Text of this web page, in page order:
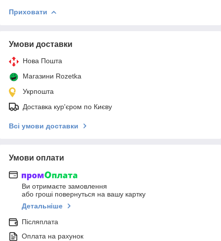
Приховати
Умови доставки
Нова Пошта
Магазини Rozetka
Укрпошта
Доставка кур'єром по Києву
Всі умови доставки
Умови оплати
Ви отримаєте замовлення
або гроші повернуться на вашу картку
Детальніше
Післяплата
Оплата на рахунок